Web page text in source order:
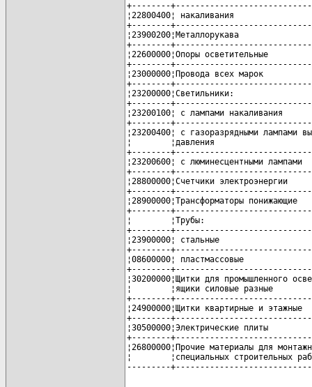
+--------
¦22800400¦ накаливания
+--------
¦23900200¦Металлорукава
+--------
¦22600000¦Опоры осветительные
+--------
¦23000000¦Провода всех марок
+--------
¦23200000¦Светильники:
+--------
¦23200100¦ с лампами накаливания
+--------
¦23200400¦ с газоразрядными лампами
¦        ¦давления
+--------
¦23200600¦ с люминесцентными
+--------
¦28800000¦Счетчики
+--------
¦28900000¦Трансформаторы
+--------
¦        ¦Трубы:
+--------
¦23900000¦ стальные
+--------
¦08600000¦ пластмассовые
+--------
¦30200000¦Щитки для промышленного
¦        ¦ящики силовые
+--------
¦24900000¦Щитки квартирные и
+--------
¦30500000¦Электрические плиты
+--------
¦26800000¦Прочие материалы для
¦        ¦специальных
---------